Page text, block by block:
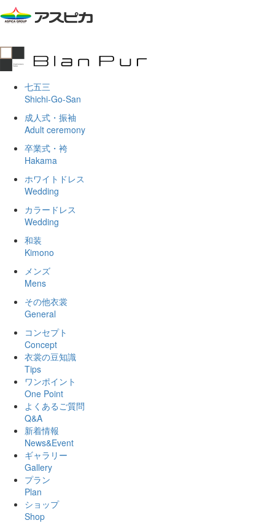
七五三
Shichi-Go-San
成人式・振袖
Adult ceremony
卒業式・袴
Hakama
ホワイトドレス
Wedding
カラードレス
Wedding
和装
Kimono
メンズ
Mens
その他衣裳
General
コンセプト
Concept
衣裳の豆知識
Tips
ワンポイント
One Point
よくあるご質問
Q&A
新着情報
News&Event
ギャラリー
Gallery
プラン
Plan
ショップ
Shop